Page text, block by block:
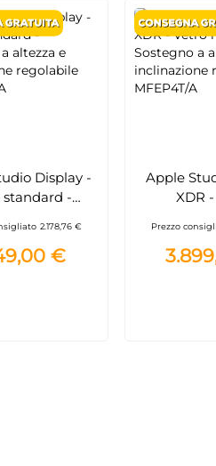
Display -
standard -
regolabile
A
2.178,76 €
€
Apple
XDR
a altezza e
regolabile
Prezzo